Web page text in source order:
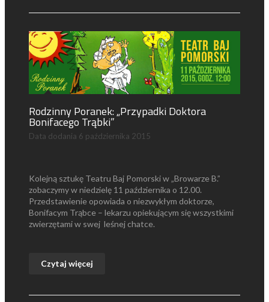
Rodzinny Poranek: „Przypadki Doktora
Bonifacego Trąbki”
Data dodania 6 października 2015
Kolejną sztukę Teatru Baj Pomorski w „Browarze B.”
zobaczymy w niedzielę 11 października o 12.00.
Przedstawienie opowiada o niezwykłym doktorze,
Bonifacym Trąbce – lekarzu opiekującym się wszystkimi
zwierzętami w swej leśnej chatce.
Czytaj więcej